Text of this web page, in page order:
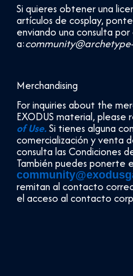
Si quieres obtener una
artículos de cosplay,
enviando una consulta
a:
Merchandising
For inquiries about the
EXODUS material,
of Use.Si tienes alguna
comercialización y venta
consulta las Condiciones
También puedes ponerte
remitan al contacto
el acceso al contacto